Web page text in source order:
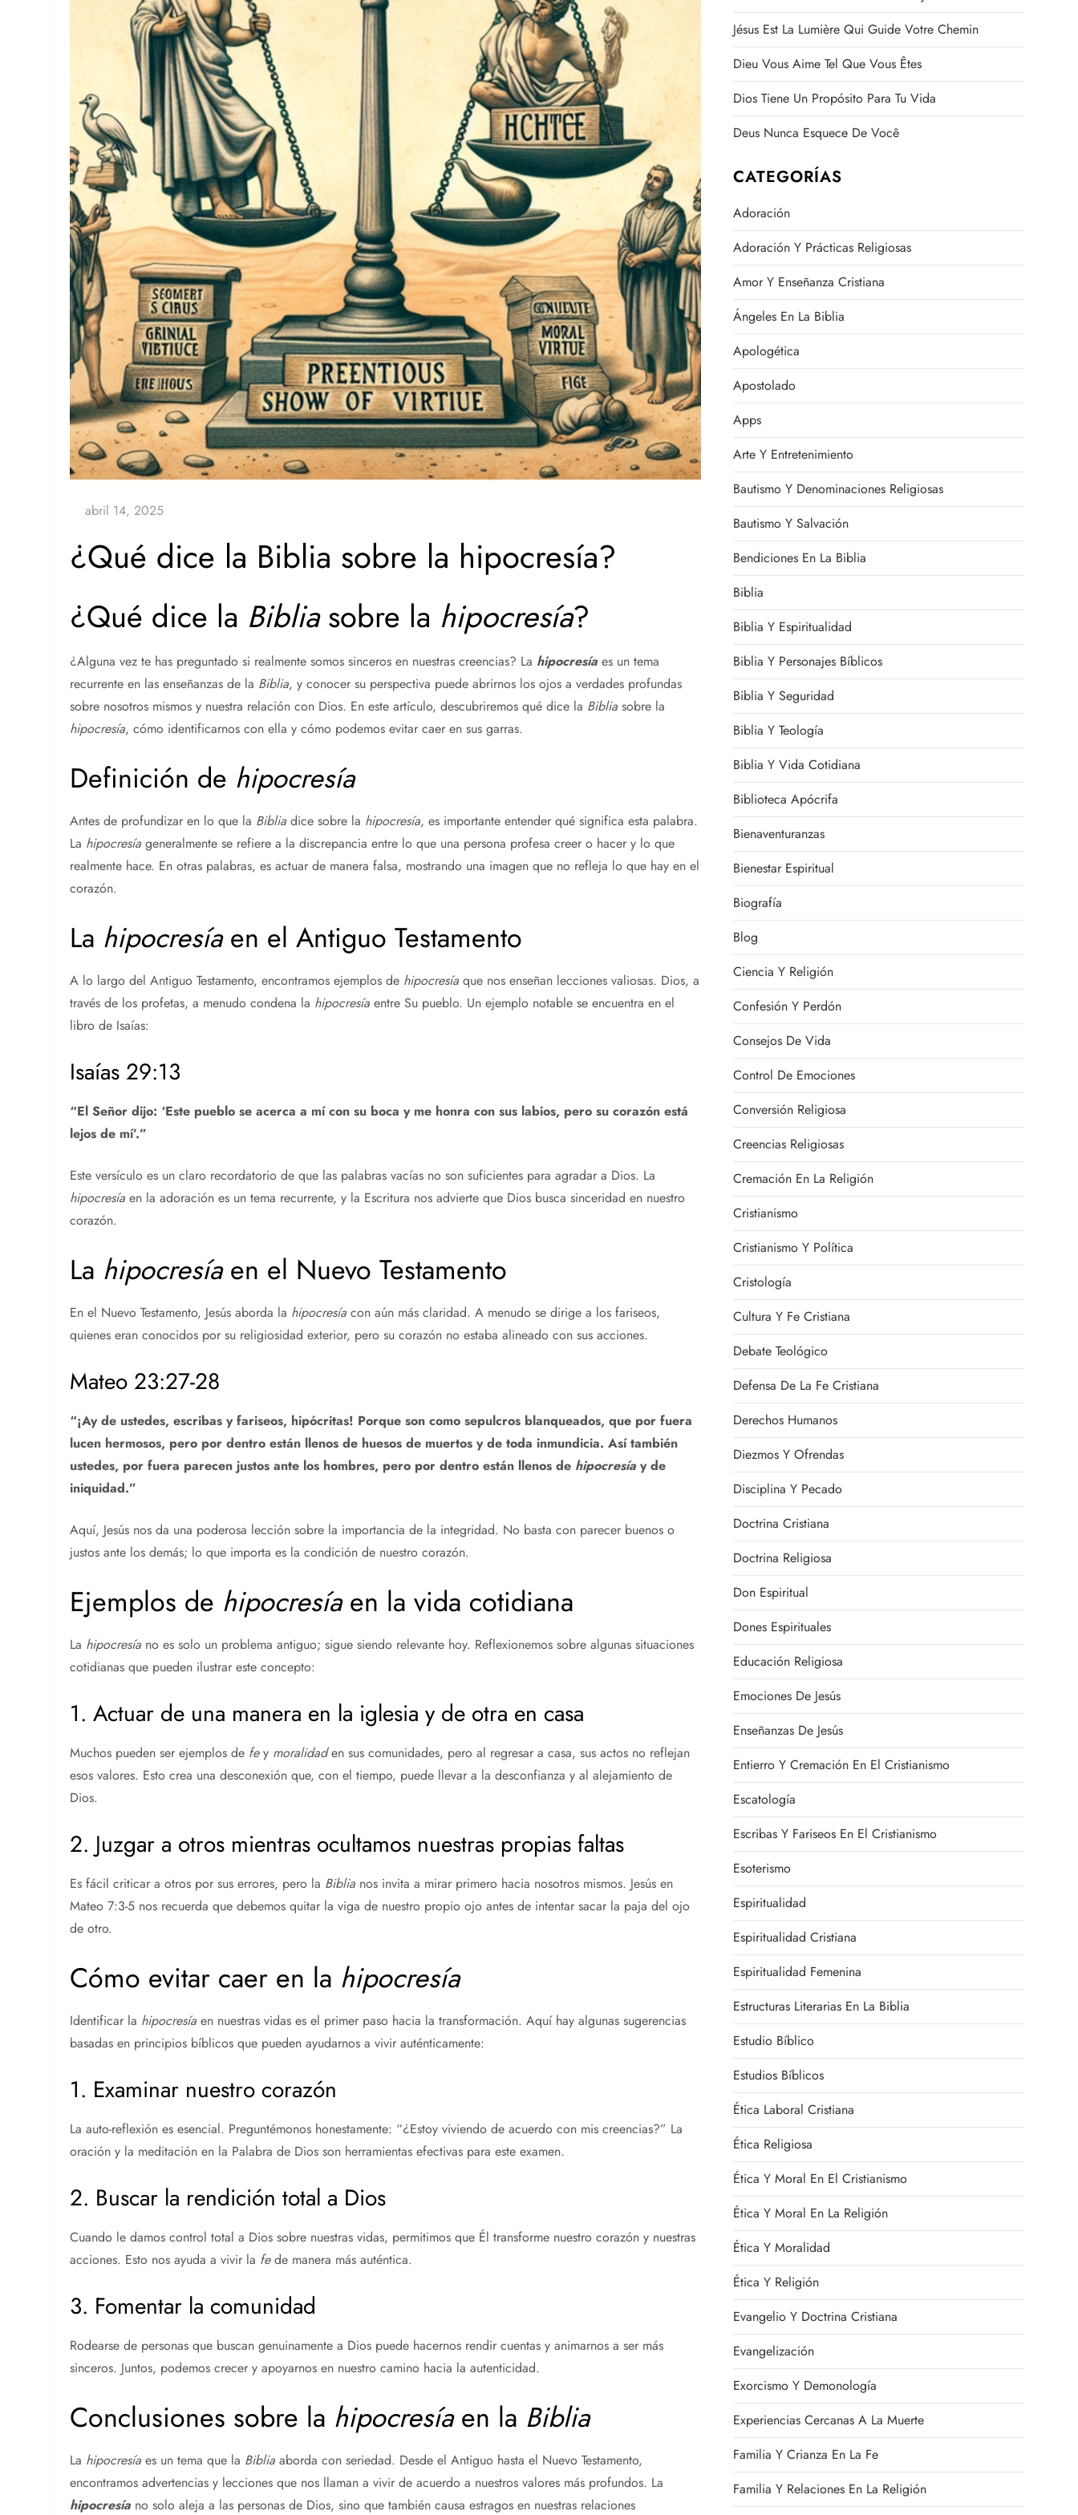
¿Qué dice la Biblia sobre la hipocresía?
¿Qué dice la Bibliasobre la hipocresía?
¿Alguna vez te has preguntado si realmente somos sinceros en nuestras creencias? La hipocresía es un tema
recurrente en las enseñanzas de la Biblia, y conocer su perspectiva puede abrirnos los ojos a verdades profundas
sobre nosotros mismos y nuestra relación con Dios. En este artículo, descubriremos qué dice la Biblia sobre la
hipocresía, cómo identificarnos con ella y cómo podemos evitar caer en sus garras.
Definición de hipocresía
Antes de profundizar en lo que la Biblia dice sobre la hipocresía, es importante entender qué significa esta palabra.
La hipocresía generalmente se refiere a la discrepancia entre lo que una persona profesa creer o hacer y lo que
realmente hace. En otras palabras, es actuar de manera falsa, mostrando una imagen que no refleja lo que hay en el
corazón.
La hipocresíaen el Antiguo Testamento
A lo largo del Antiguo Testamento, encontramos ejemplos de hipocresía que nos enseñan lecciones valiosas. Dios, a
través de los profetas, a menudo condena la hipocresía entre Su pueblo. Un ejemplo notable se encuentra en el
libro de Isaías:
Isaías 29:13
“El Señor dijo: ‘Este pueblo se acerca a mí con su boca y me honra con sus labios, pero su corazón está
lejos de mí’.”
Este versículo es un claro recordatorio de que las palabras vacías no son suficientes para agradar a Dios. La
hipocresía en la adoración es un tema recurrente, y la Escritura nos advierte que Dios busca sinceridad en nuestro
corazón.
La hipocresíaen el Nuevo Testamento
En el Nuevo Testamento, Jesús aborda la hipocresía con aún más claridad. A menudo se dirige a los fariseos,
quienes eran conocidos por su religiosidad exterior, pero su corazón no estaba alineado con sus acciones.
Mateo 23:27-28
“¡Ay de ustedes, escribas y fariseos, hipócritas! Porque son como sepulcros blanqueados, que por fuera
lucen hermosos, pero por dentro están llenos de huesos de muertos y de toda inmundicia. Así también
ustedes, por fuera parecen justos ante los hombres, pero por dentro están llenos de hipocresía y de
iniquidad.”
Aquí, Jesús nos da una poderosa lección sobre la importancia de la integridad. No basta con parecer buenos o
justos ante los demás; lo que importa es la condición de nuestro corazón.
Ejemplos de hipocresíaen la vida cotidiana
La hipocresía no es solo un problema antiguo; sigue siendo relevante hoy. Reflexionemos sobre algunas situaciones
cotidianas que pueden ilustrar este concepto:
1. Actuar de una manera en la iglesia y de otra en casa
Muchos pueden ser ejemplos de fey moralidaden sus comunidades, pero al regresar a casa, sus actos no reflejan
esos valores. Esto crea una desconexión que, con el tiempo, puede llevar a la desconfianza y al alejamiento de
Dios.
2. Juzgar a otros mientras ocultamos nuestras propias faltas
Es fácil criticar a otros por sus errores, pero la Biblia nos invita a mirar primero hacia nosotros mismos. Jesús en
Mateo 7:3-5 nos recuerda que debemos quitar la viga de nuestro propio ojo antes de intentar sacar la paja del ojo
de otro.
Cómo evitar caer en la hipocresía
Identificar la hipocresía en nuestras vidas es el primer paso hacia la transformación. Aquí hay algunas sugerencias
basadas en principios bíblicos que pueden ayudarnos a vivir auténticamente:
1. Examinar nuestro corazón
La auto-reflexión es esencial. Preguntémonos honestamente: “¿Estoy viviendo de acuerdo con mis creencias?” La
oración y la meditación en la Palabra de Dios son herramientas efectivas para este examen.
2. Buscar la rendición total a Dios
Cuando le damos control total a Dios sobre nuestras vidas, permitimos que Él transforme nuestro corazón y nuestras
acciones. Esto nos ayuda a vivir la fede manera más auténtica.
3. Fomentar la comunidad
Rodearse de personas que buscan genuinamente a Dios puede hacernos rendir cuentas y animarnos a ser más
sinceros. Juntos, podemos crecer y apoyarnos en nuestro camino hacia la autenticidad.
Conclusiones sobre la hipocresíaen la Biblia
La hipocresía es un tema que la Biblia aborda con seriedad. Desde el Antiguo hasta el Nuevo Testamento,
encontramos advertencias y lecciones que nos llaman a vivir de acuerdo a nuestros valores más profundos. La
hipocresía no solo aleja a las personas de Dios, sino que también causa estragos en nuestras relaciones
Jésus Est La Lumière Qui Guide Votre Chemin
Dieu Vous Aime Tel Que Vous Êtes
Dios Tiene Un Propósito Para Tu Vida
Deus Nunca Esquece De Você
CATEGORÍAS
Adoración
Adoración Y Prácticas Religiosas
Amor Y Enseñanza Cristiana
Ángeles En La Biblia
Apologética
Apostolado
Apps
Arte Y Entretenimiento
Bautismo Y Denominaciones Religiosas
Bautismo Y Salvación
Bendiciones En La Biblia
Biblia
Biblia Y Espiritualidad
Biblia Y Personajes Bíblicos
Biblia Y Seguridad
Biblia Y Teología
Biblia Y Vida Cotidiana
Biblioteca Apócrifa
Bienaventuranzas
Bienestar Espiritual
Biografía
Blog
Ciencia Y Religión
Confesión Y Perdón
Consejos De Vida
Control De Emociones
Conversión Religiosa
Creencias Religiosas
Cremación En La Religión
Cristianismo
Cristianismo Y Política
Cristología
Cultura Y Fe Cristiana
Debate Teológico
Defensa De La Fe Cristiana
Derechos Humanos
Diezmos Y Ofrendas
Disciplina Y Pecado
Doctrina Cristiana
Doctrina Religiosa
Don Espiritual
Dones Espirituales
Educación Religiosa
Emociones De Jesús
Enseñanzas De Jesús
Entierro Y Cremación En El Cristianismo
Escatología
Escribas Y Fariseos En El Cristianismo
Esoterismo
Espiritualidad
Espiritualidad Cristiana
Espiritualidad Femenina
Estructuras Literarias En La Biblia
Estudio Bíblico
Estudios Bíblicos
Ética Laboral Cristiana
Ética Religiosa
Ética Y Moral En El Cristianismo
Ética Y Moral En La Religión
Ética Y Moralidad
Ética Y Religión
Evangelio Y Doctrina Cristiana
Evangelización
Exorcismo Y Demonología
Experiencias Cercanas A La Muerte
Familia Y Crianza En La Fe
Familia Y Relaciones En La Religión